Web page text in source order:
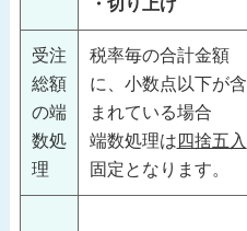
・切り上げ
受注
総額
の端
数処
理
税率毎の合計金額
に、小数点以下が含
まれている場合
端数処理は 四捨五入
固定となります。